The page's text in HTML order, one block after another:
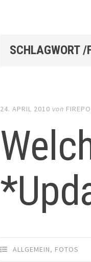
SCHLAGWORT /
24. APRIL 2010 von
ALLGEMEIN, FOTOS